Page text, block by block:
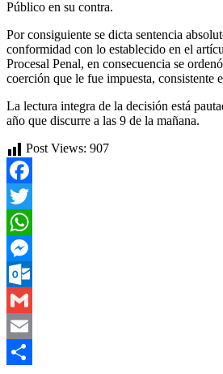
Público en su contra.
Por consiguiente se dicta sentencia
conformidad con lo establecido en el
Procesal Penal, en consecuencia se
coerción que le fue impuesta, consistente
La lectura integra de la decisión está
año que discurre a las 9 de la mañana.
Post Views: 907
Facebook
Twitter
WhatsApp
Messenger
Outlook.com
Gmail
Email